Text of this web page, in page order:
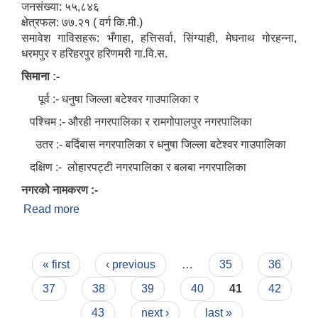
जनसंख्या: ५५,८४६
क्षेत्रफल: ७७.२१ ( वर्ग कि.मी.)
समावेश गाविसहरू: भँगाहा, हत्तिसर्वा, सिंग्याही, मेघनाथ गोरहन्ना,
धरमपुर र हरिहरपुर हरिणमरी गा.वि.स.
सिमाना :-
पूर्व :- धनुषा जिल्ला बटेश्वर गाउपालिका र
पश्चिम :- औरही नगरपालिका र रामगोपालपुर नगरपालिका
उतर :- बर्दिबास नगरपालिका र धनुषा जिल्ला बटेश्वर गाउपालिका
दक्षिण :- लोहारपट्टी नगरपालिका र बलबा नगरपालिका
नगरको नामकरण :-
Read more
Pages
« first ‹ previous … 35
36
37
38 39 40 41
42
43
next › last »